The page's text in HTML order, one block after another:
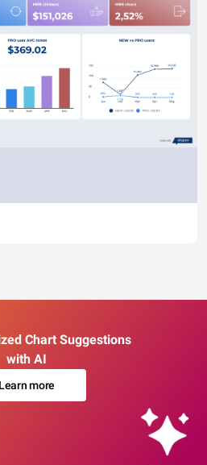
Chart Suggestions
with AI
Learn more